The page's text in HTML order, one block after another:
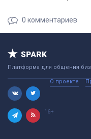
0 комментариев
Платформа для общения
О проекте
16+